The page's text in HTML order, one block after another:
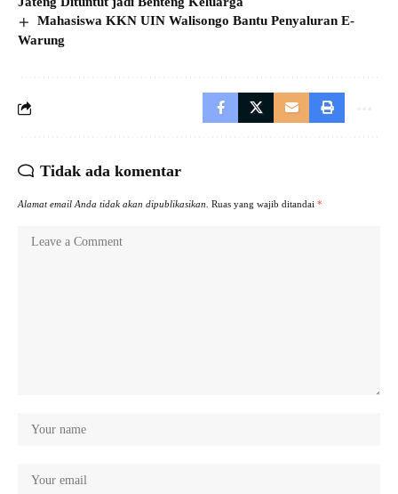
Mahasiswa KKN UIN Walisongo Bantu Penyaluran E-
Warung
Tidak ada komentar
Alamat email Anda tidak akan dipublikasikan. Ruas yang wajib ditandai *